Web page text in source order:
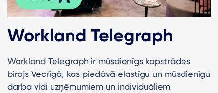
Workland Telegraph
Workland Telegraph ir mūsdienīgs kopstrādes
birojs Vecrīgā, kas piedāvā elastīgu un mūsdienīgu
darba vidi uzņēmumiem un individuāliem